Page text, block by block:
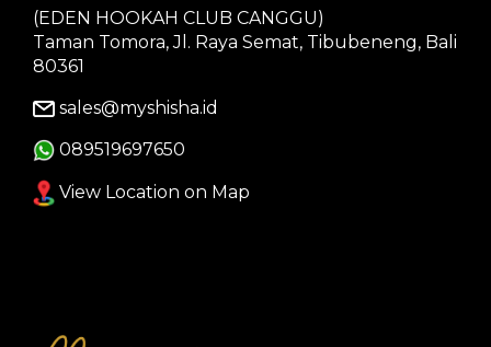
(EDEN HOOKAH CLUB CANGGU)
Taman Tomora, Jl. Raya Semat, Tibubeneng, Bali
80361
sales@myshisha.id
089519697650
View Location on Map